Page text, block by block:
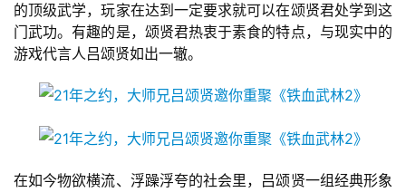
接
会
上
的顶级武学，玩家在达到一定要求就可以在颂贤君处学到这
门武功。有趣的是，颂贤君热衷于素食的特点，与现实中的
游戏代言人吕颂贤如出一辙。
在如今物欲横流、浮躁浮夸的社会里，吕颂贤一组经典形象